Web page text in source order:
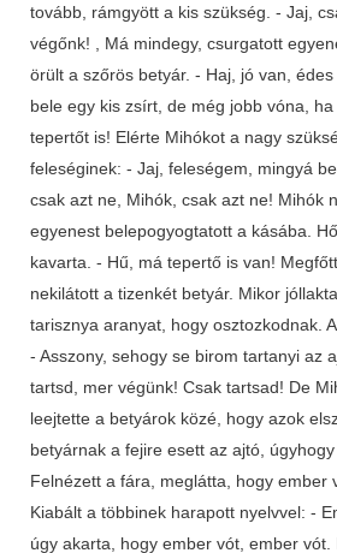
tovább, rámgyött a kis szükség. - Jaj,
végőnk! , Má mindegy, csurgatott
örült a szőrös betyár. - Haj, jó van,
bele egy kis zsírt, de még jobb vóna,
tepertőt is! Elérte Mihókot a nagy
feleséginek: - Jaj, feleségem, mingyá
csak azt ne, Mihók, csak azt ne! Mihók
egyenest belepogyogtatott a kásába.
kavarta. - Hű, má tepertő is van!
nekilátott a tizenkét betyár. Mikor
tarisznya aranyat, hogy osztozkodnak.
- Asszony, sehogy se birom tartanyi az
tartsd, mer végünk! Csak tartsad! De
leejtette a betyárok közé, hogy azok
betyárnak a fejire esett az ajtó,
Felnézett a fára, meglátta, hogy ember
Kiabált a többinek harapott nyelvvel: -
úgy akarta, hogy ember vót, ember vót.